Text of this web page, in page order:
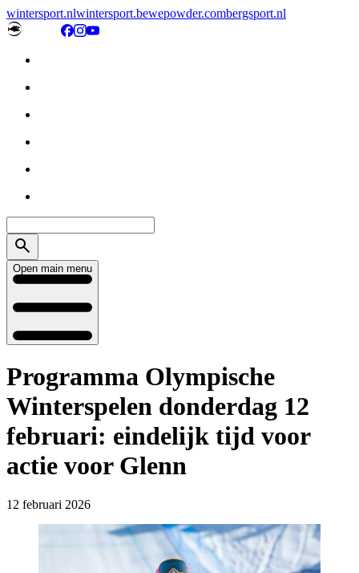
wintersport.nlwintersport.bewepowder.combergsport.nl
Open main menu
Programma Olympische
Winterspelen donderdag 12
februari: eindelijk tijd voor
actie voor Glenn
12 februari 2026